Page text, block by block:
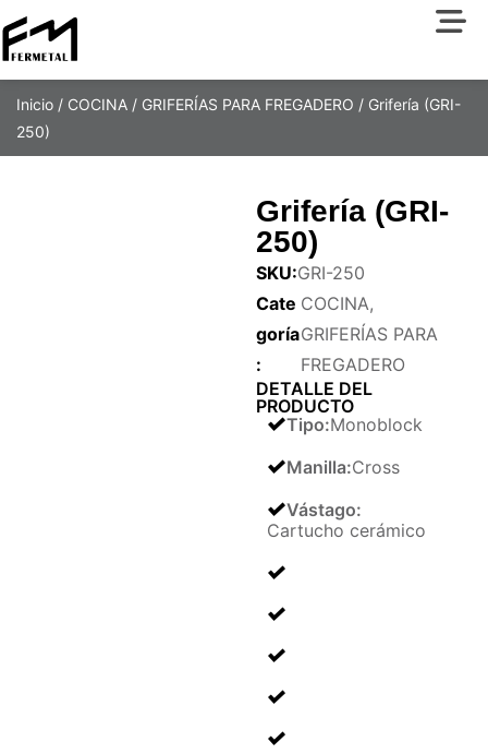
Inicio / COCINA / GRIFERÍAS PARA FREGADERO / Grifería (GRI-
250)
Grifería (GRI-
250)
SKU:GRI-250
Cate
goría
:
COCINA,
GRIFERÍAS PARA
FREGADERO
DETALLE DEL
PRODUCTO
Tipo:Monoblock
Manilla:Cross
Vástago:
Cartucho cerámico